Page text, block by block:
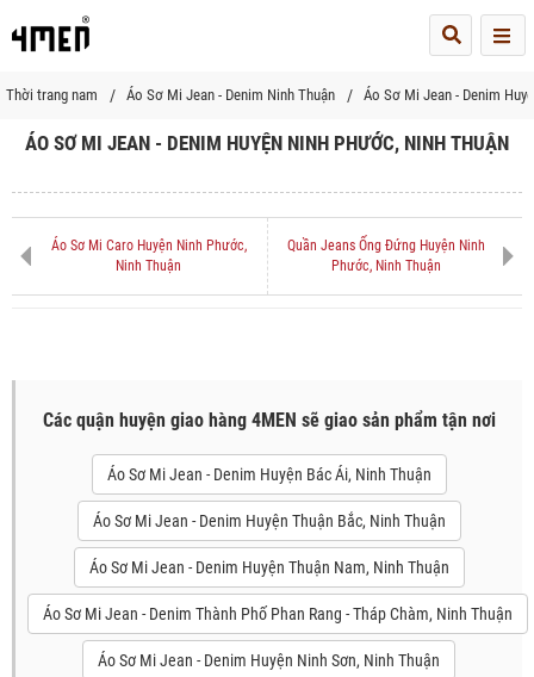
Thời trang nam Áo Sơ Mi Jean - Denim Ninh Thuận Áo Sơ Mi Jean - Denim
ÁO SƠ MI JEAN - DENIM HUYỆN NINH PHƯỚC, NINH THUẬN
Áo Sơ Mi Caro Huyện Ninh Phước,
Ninh Thuận
Quần Jeans Ống Đứng Huyện Ninh
Phước, Ninh Thuận
Các quận huyện giao hàng 4MEN sẽ giao sản phẩm tận nơi
Áo Sơ Mi Jean - Denim Huyện Bác Ái, Ninh Thuận
Áo Sơ Mi Jean - Denim Huyện Thuận Bắc, Ninh Thuận
Áo Sơ Mi Jean - Denim Huyện Thuận Nam, Ninh Thuận
Áo Sơ Mi Jean - Denim Thành Phố Phan Rang - Tháp Chàm, Ninh Thuận
Áo Sơ Mi Jean - Denim Huyện Ninh Sơn, Ninh Thuận